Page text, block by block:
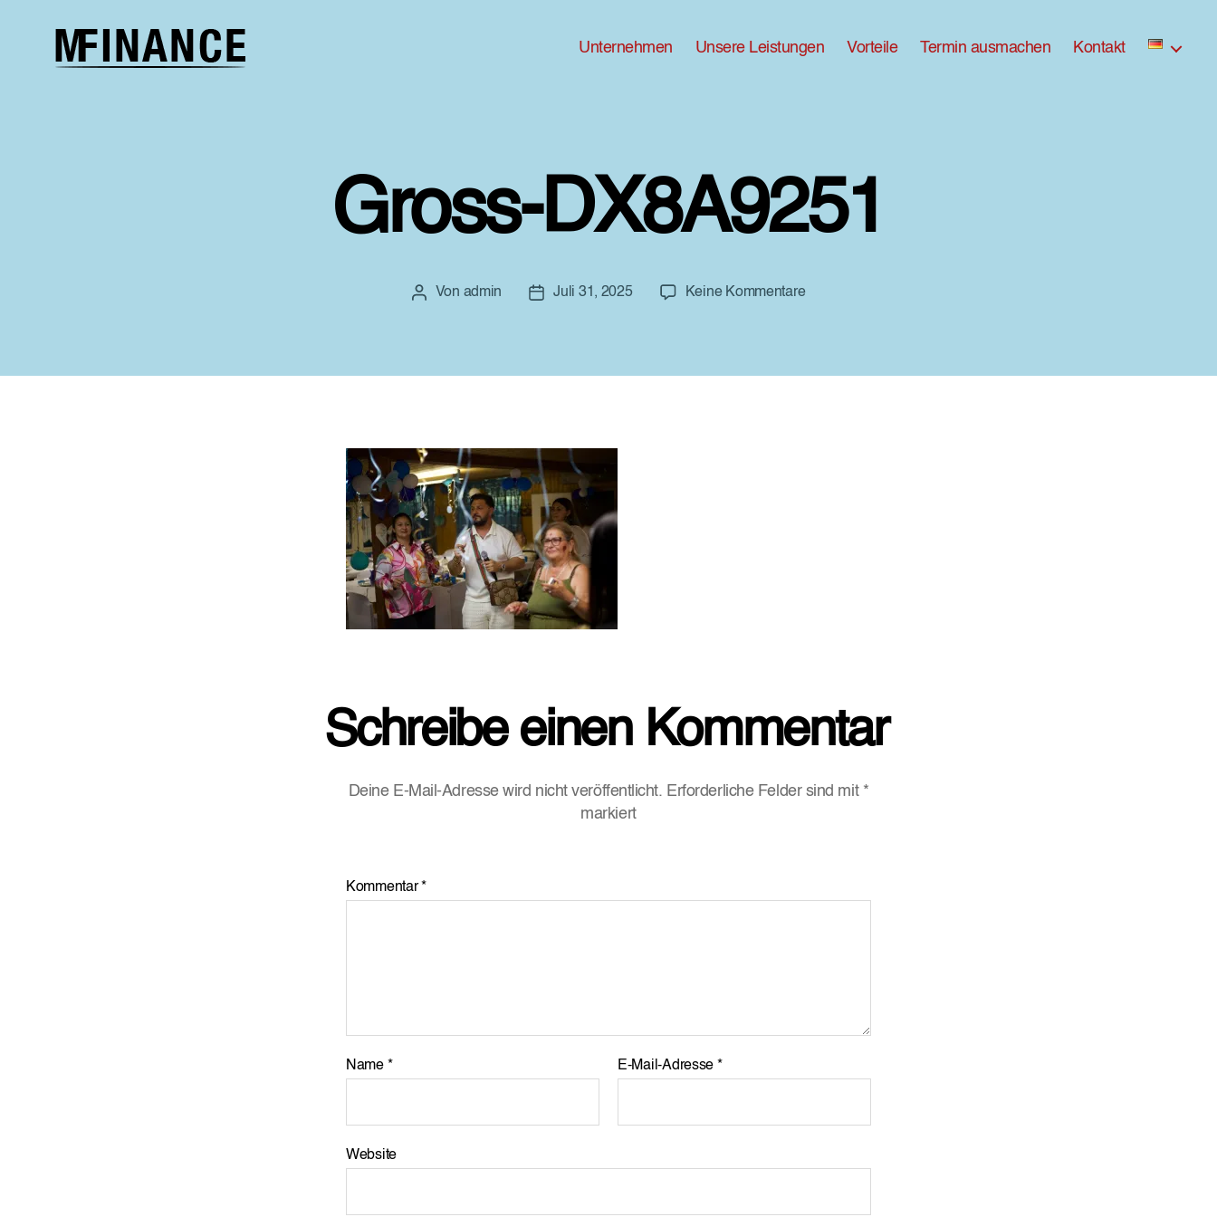
Unternehmen Unsere Leistungen Vorteile Termin ausmachen Kontakt
Gross-DX8A9251
Beitragsautor
Von admin Beitragsdatum
Juli 31, 2025 Keine Kommentarezu
Schreibe einen Kommentar
Deine E-Mail-Adresse wird nicht veröffentlicht. Erforderliche Felder sind mit *
markiert
Kommentar*
Name * E-Mail-Adresse *
Website